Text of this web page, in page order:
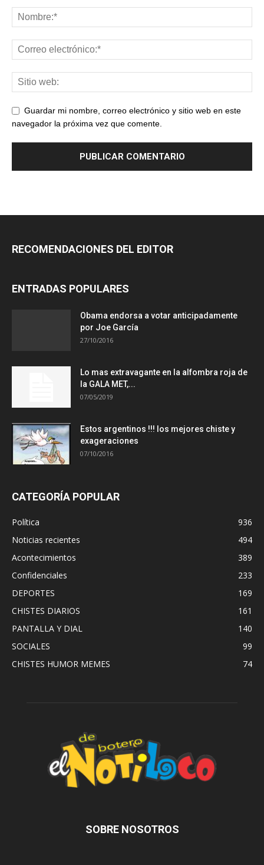
Guardar mi nombre, correo electrónico y sitio web en este
navegador la próxima vez que comente.
RECOMENDACIONES DEL EDITOR
ENTRADAS POPULARES
Obama endorsa a votar anticipadamente
por Joe García
27/10/2016
Lo mas extravagante en la alfombra roja de
la GALA MET,...
07/05/2019
Estos argentinos !!! los mejores chiste y
exageraciones
07/10/2016
CATEGORÍA POPULAR
Política
936
Noticias recientes
494
Acontecimientos
389
Confidenciales
233
DEPORTES
169
CHISTES DIARIOS
161
PANTALLA Y DIAL
140
SOCIALES
99
CHISTES HUMOR MEMES
74
SOBRE NOSOTROS